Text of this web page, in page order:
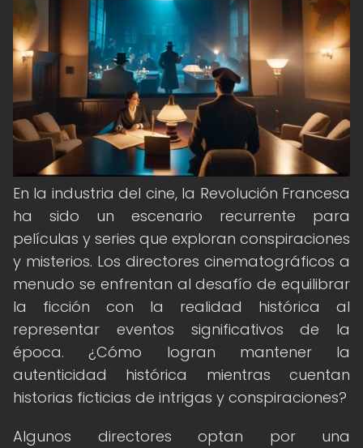
En la industria del cine, la Revolución Francesa
ha sido un escenario recurrente para
películas y series que exploran conspiraciones
y misterios. Los directores cinematográficos a
menudo se enfrentan al desafío de equilibrar
la ficción con la realidad histórica al
representar eventos significativos de la
época. ¿Cómo logran mantener la
autenticidad histórica mientras cuentan
historias ficticias de intrigas y conspiraciones?
Algunos directores optan por una